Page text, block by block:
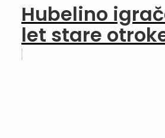
Hubelino
let stare